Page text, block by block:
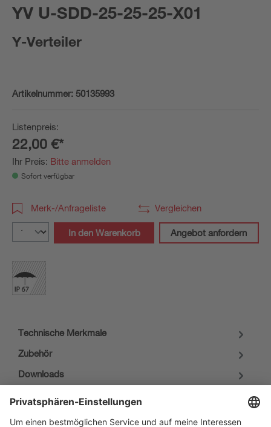
YV U-SDD-25-25-25-X01
Y-Verteiler
Artikelnummer: 50135993
Listenpreis:
22,00 €*
Ihr Preis: Bitte anmelden
Sofort verfügbar
Merk-/Anfrageliste Vergleichen
In den Warenkorb Angebot anfordern
Technische Merkmale
Zubehör
Downloads